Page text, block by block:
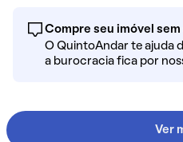
Compre seu imóvel
O QuintoAndar te ajuda
a burocracia fica por
Ver